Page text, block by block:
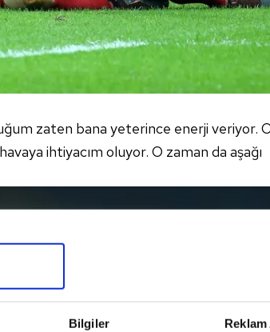
Bilgiler Reklam
zaten bana yeterince enerji veriyor.
ihtiyacım oluyor. O zaman da aşağı